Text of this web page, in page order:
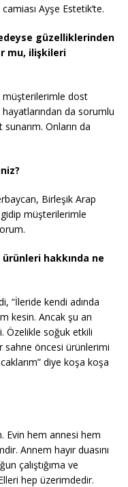
Ayşe Estetik’te.
güzelliklerinden
mu, ilişkileri
müşterilerimle dost
da sorumlu
Onların da
Birleşik Arap
müşterilerimle
ürünleri hakkında ne
“İleride kendi adında
kesin. Ancak şu an
Özelikle soğuk etkili
sahne öncesi ürünlerimi
diye koşa koşa
Evin hem annesi hem
Annem hayır duasını
çalıştığıma ve
hep üzerimdedir.